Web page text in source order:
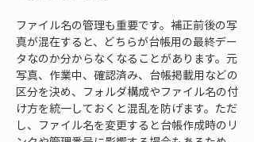
ファイル名の管理も重要です。補正前後の写
真が混在すると、どちらが台帳用の最終デー
タなのか分からなくなることがあります。元
写真、作業中、確認済み、台帳掲載用などの
区分を決め、フォルダ構成やファイル名の付
け方を統一しておくと混乱を防げます。ただ
し、ファイル名を変更すると台帳作成時のリ